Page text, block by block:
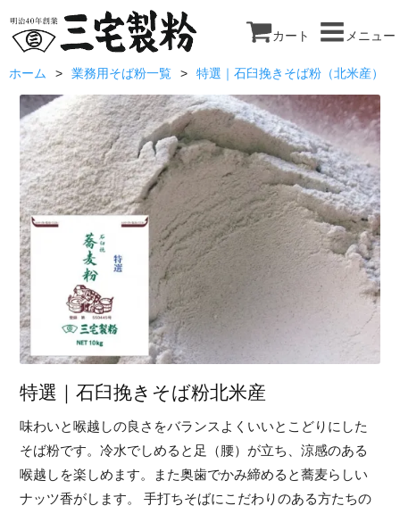
メニュー
カート
ホーム 業務用そば粉一覧 特選｜石臼挽きそば粉（北米産）
特選｜石臼挽きそば粉北米産
味わいと喉越しの良さをバランスよくいいとこどりにした
そば粉です。冷水でしめると足（腰）が立ち、涼感のある
喉越しを楽しめます。また奥歯でかみ締めると蕎麦らしい
ナッツ香がします。 手打ちそばにこだわりのある方たちの